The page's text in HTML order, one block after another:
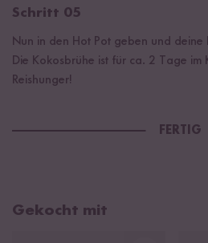
Schritt 05
Nun in den Hot Pot geben und
Die Kokosbrühe ist für ca. 2 Tage
Reishunger!
FERTIG
Gekocht mit